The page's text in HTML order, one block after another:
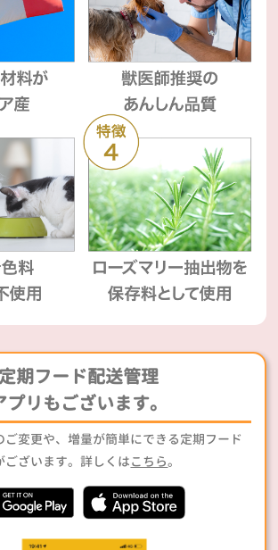
定期フード配送管理
プリもございます。
ご変更や、増量が簡単にできる定期フード
ございます。詳しくはこちら。